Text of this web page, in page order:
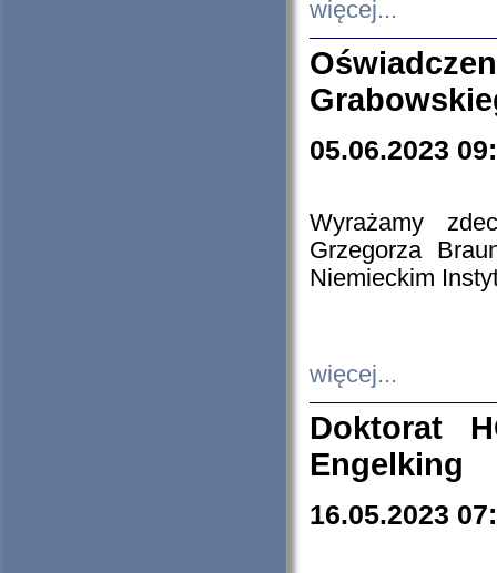
więcej...
05.06.2023
Wyrażamy
Grzegorza
Niemieckim
więcej...
Doktorat
Engelking
16.05.2023